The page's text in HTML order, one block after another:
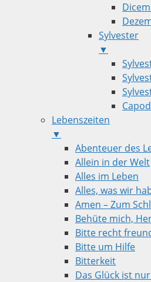
Sylvester
▼
Lebenszeiten
▼
Abenteuer des
Allein in der Welt
Alles im Leben
Alles, was wir
Amen – Zum
Behüte mich,
Bitte recht
Bitte um Hilfe
Bitterkeit
Das Glück ist